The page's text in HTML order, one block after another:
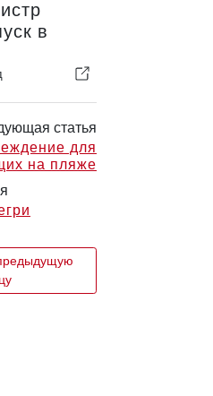
в
статья
для
на пляже